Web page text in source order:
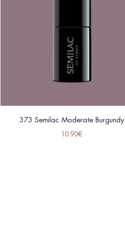
373 Semilac Moderate Burgundy
10.90€